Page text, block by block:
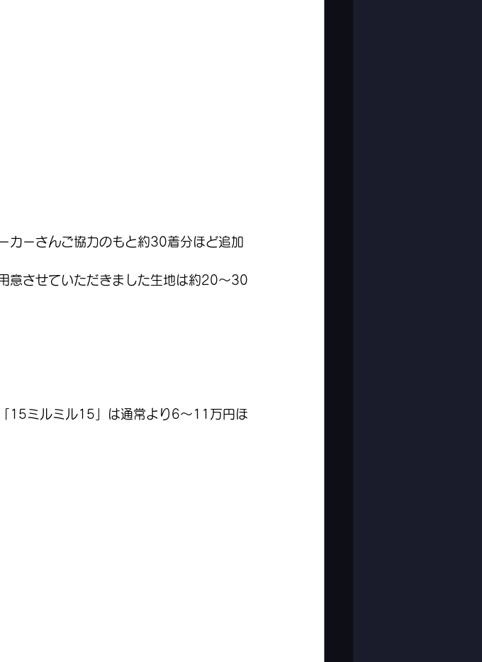
カーさんご協力のもと約30着分ほど追加
意させていただきました生地は約20〜30
15ミルミル15」は通常より6〜11万円ほ